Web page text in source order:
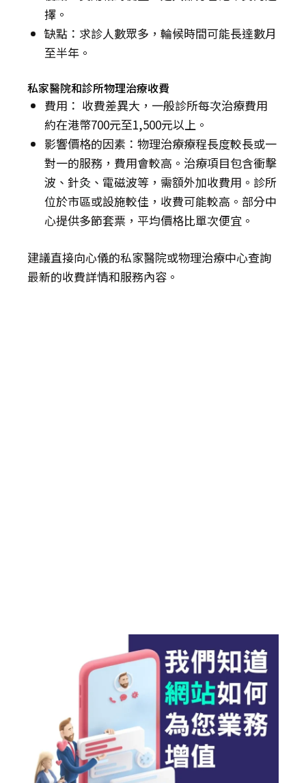
擇。
缺點：求診人數眾多，輪候時間可能長達數月
至半年。
私家醫院和診所物理治療收費
費用： 收費差異大，一般診所每次治療費用
約在港幣700元至1,500元以上。
影響價格的因素：物理治療療程長度較長或一
對一的服務，費用會較高。治療項目包含衝擊
波、針灸、電磁波等，需額外加收費用。診所
位於市區或設施較佳，收費可能較高。部分中
心提供多節套票，平均價格比單次便宜。
建議直接向心儀的私家醫院或物理治療中心查詢
最新的收費詳情和服務內容。